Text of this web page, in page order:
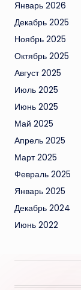
Январь 2026
Декабрь 2025
Ноябрь 2025
Октябрь 2025
Август 2025
Июль 2025
Июнь 2025
Май 2025
Апрель 2025
Март 2025
Февраль 2025
Январь 2025
Декабрь 2024
Июнь 2022